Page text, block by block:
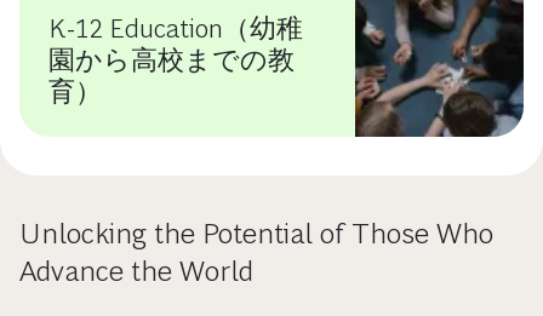
K-12 Education（幼稚
園から高校までの教
育）
Unlocking the Potential of Those Who
Advance the World